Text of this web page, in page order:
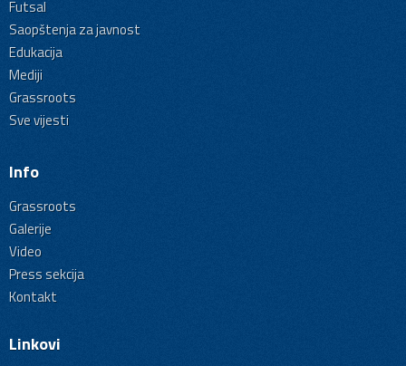
Futsal
Saopštenja za javnost
Edukacija
Mediji
Grassroots
Sve vijesti
Info
Grassroots
Galerije
Video
Press sekcija
Kontakt
Linkovi